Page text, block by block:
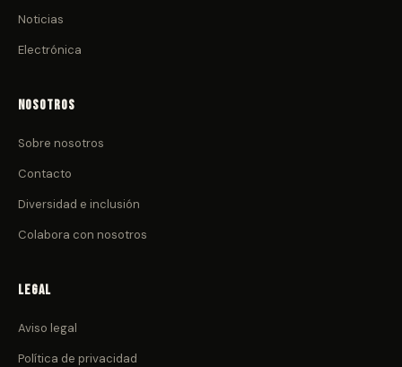
Noticias
Electrónica
Nosotros
Sobre nosotros
Contacto
Diversidad e inclusión
Colabora con nosotros
Legal
Aviso legal
Política de privacidad